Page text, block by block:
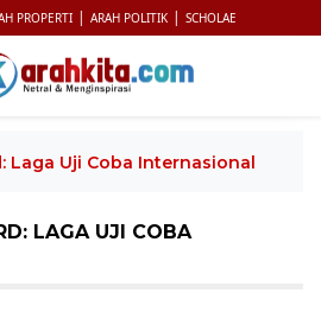
PROPERTI | ARAH POLITIK | SCHOLAE
Laga Uji Coba Internasional
LAGA UJI COBA